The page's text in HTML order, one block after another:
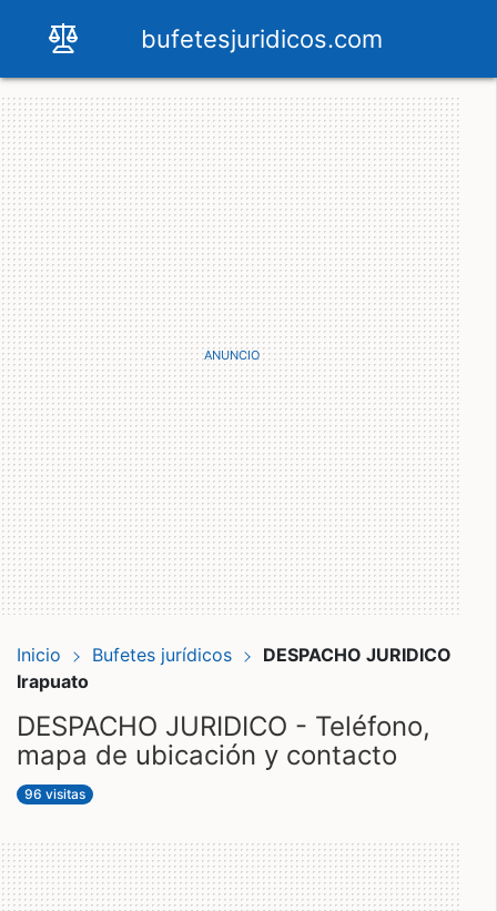
bufetesjuridicos.com
Inicio Bufetes jurídicos
DESPACHO JURIDICO
Irapuato
DESPACHO JURIDICO - Teléfono,
mapa de ubicación y contacto
96 visitas